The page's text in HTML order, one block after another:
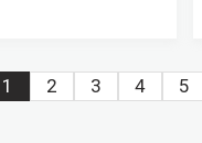
1 2 3 4 5